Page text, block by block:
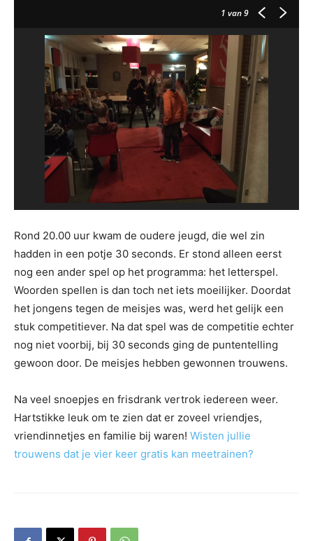
1 van 9
Rond 20.00 uur kwam de oudere jeugd, die wel zin
hadden in een potje 30 seconds. Er stond alleen eerst
nog een ander spel op het programma: het letterspel.
Woorden spellen is dan toch net iets moeilijker. Doordat
het jongens tegen de meisjes was, werd het gelijk een
stuk competitiever. Na dat spel was de competitie echter
nog niet voorbij, bij 30 seconds ging de puntentelling
gewoon door. De meisjes hebben gewonnen trouwens.
Na veel snoepjes en frisdrank vertrok iedereen weer.
Hartstikke leuk om te zien dat er zoveel vriendjes,
vriendinnetjes en familie bij waren! Wisten jullie
trouwens dat je vier keer gratis kan meetrainen?